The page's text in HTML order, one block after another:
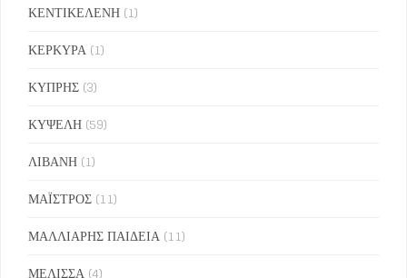
ΚΕΝΤΙΚΕΛΕΝΗ (1)
ΚΕΡΚΥΡΑ (1)
ΚΥΠΡΗΣ (3)
ΚΥΨΕΛΗ (59)
ΛΙΒΑΝΗ (1)
ΜΑΪΣΤΡΟΣ (11)
ΜΑΛΛΙΑΡΗΣ ΠΑΙΔΕΙΑ (11)
ΜΕΛΙΣΣΑ (4)